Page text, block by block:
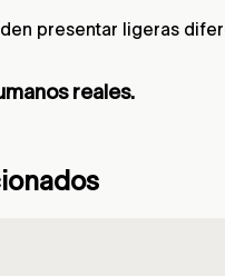
presentar ligeras
reales.